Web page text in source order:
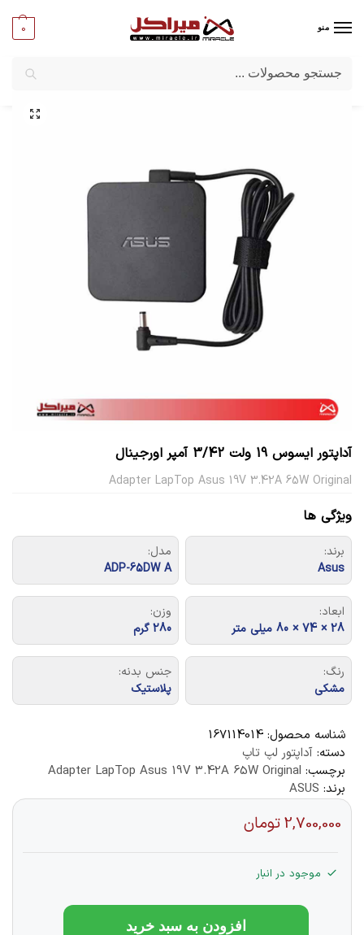
منو 0
میراکل/لپ تاپ/قطعات لپ تاپ
آداپتور ایسوس 19 ولت 3/42 آمپر اورجینال
Adapter LapTop Asus 19V 3.42A 65W Original
ویژگی ها
برند:
Asus
مدل:
ADP-65DW A
ابعاد:
28 × 74 × 80 میلی متر
وزن:
280 گرم
رنگ:
مشکی
جنس بدنه:
پلاستیک
شناسه محصول: 167114014
دسته: آداپتور لپ تاپ
برچسب: Adapter LapTop Asus 19V 3.42A 65W Original
برند: ASUS
2,700,000تومان
موجود در انبار
افزودن به سبد خرید